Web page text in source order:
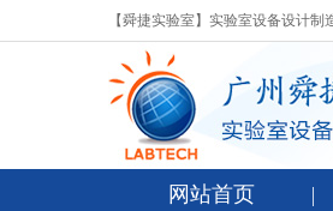
【舜捷实验室】实验室设备设计
网站首页